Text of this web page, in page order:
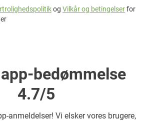
og Vilkår og betingelserfor
bedømmelse
4.7/5
anmeldelser! Vi elsker vores brugere,